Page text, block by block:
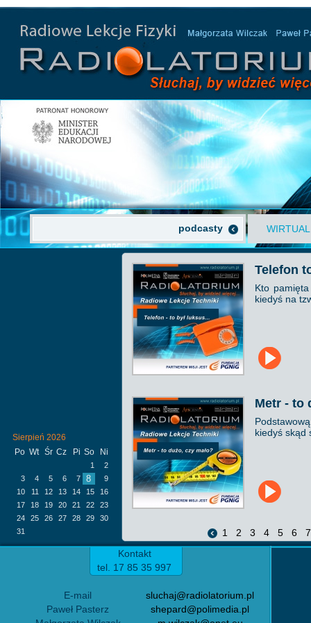
podcasty
Sierpień 2026
Po Wt Śr Cz Pi So Ni
1
2
3
4 5 6 7 8
9
10
11 12 13 14 15
16
17
18 19 20 21 22
23
24
25 26 27 28 29
30
31
Telefon
Kto
kiedyś na
Metr - to
kiedyś skąd
1 2 3 4 5 6
Kontakt
tel. 17 85 35 997
E-mail
sluchaj@radiolatorium.pl
Paweł Pasterz
shepard@polimedia.pl